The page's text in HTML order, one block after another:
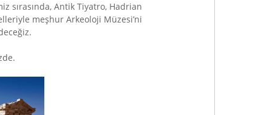
sırasında, Antik Tiyatro, Hadrian
meşhur Arkeoloji Müzesi’ni